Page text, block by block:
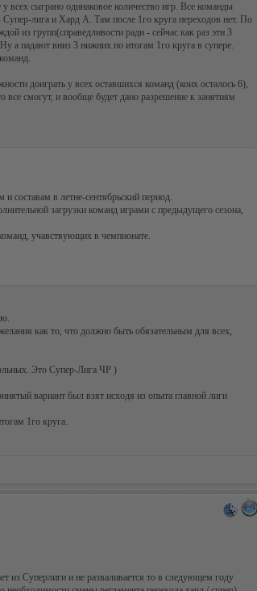
всех сыграно одинаковое количество игр. Все команды
лига и Хард А. Там после 1го круга переходов нет. По
из групп(справедливости ради - сейчас как раз эти 3
а падают вниз 3 нижних по итогам 1го круга в супере.
доиграть у всех оставшихся команд (коих осталось 6),
смогут, и вообще будет дано разрешение к занятиям
составам в летне-сентябрьский период.
загрузки команд играми с предыдущего сезона,
учавствующих в чемпионате.
как то, что должно быть обязательным для всех,
Это Супер-Лига ЧР )
вариант был взят исходя из опыта главной лиги
1го круга.
из Суперлиги и не разваливается то в следующем году